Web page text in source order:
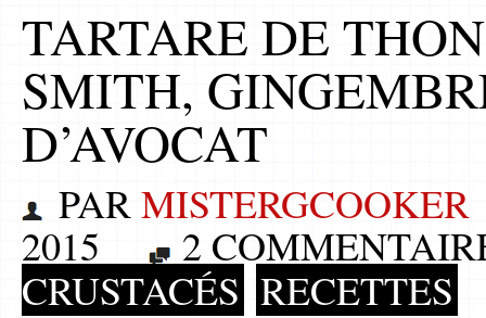
TARTARE DE
SMITH,
D’AVOCAT
PARMISTERGCOOKER
2015
2
CRUSTACÉS RECETTES